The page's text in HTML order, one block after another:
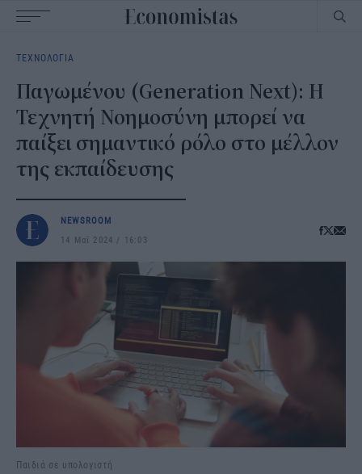
navigation
ΤΕΧΝΟΛΟΓΙΑ
Παγωμένου (Generation Next): Η
Τεχνητή Νοημοσύνη μπορεί να
παίξει σημαντικό ρόλο στο μέλλον
της εκπαίδευσης
NEWSROOM
14 Μαΐ 2024
16:03
Παιδιά σε υπολογιστή